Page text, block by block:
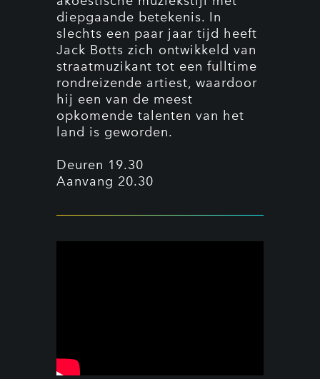
diepgaande betekenis. In
slechts een paar jaar tijd heeft
Jack Botts zich ontwikkeld van
straatmuzikant tot een fulltime
rondreizende artiest, waardoor
hij een van de meest
opkomende talenten van het
land is geworden.
Deuren 19.30
Aanvang 20.30